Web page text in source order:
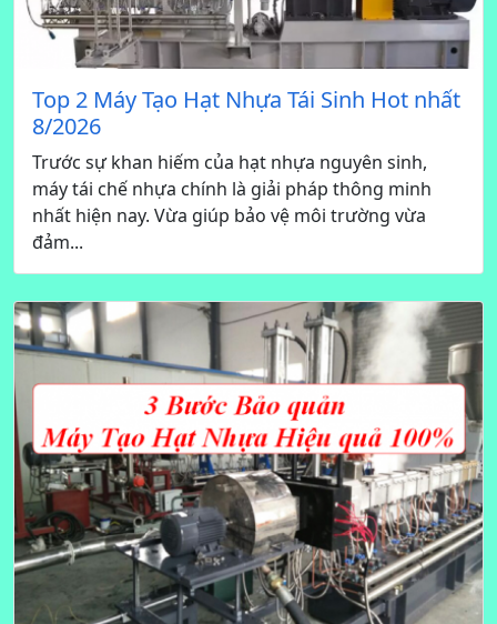
Top 2 Máy Tạo Hạt Nhựa Tái Sinh Hot nhất
8/2026
Trước sự khan hiếm của hạt nhựa nguyên sinh,
máy tái chế nhựa chính là giải pháp thông minh
nhất hiện nay. Vừa giúp bảo vệ môi trường vừa
đảm...